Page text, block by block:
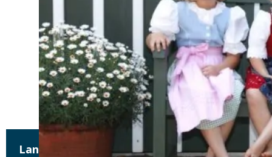
Landgasthof zum Müller